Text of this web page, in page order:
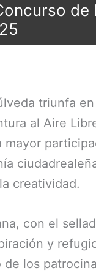
de
triunfa
al Aire
mayor
creatividad.
con el
y
los